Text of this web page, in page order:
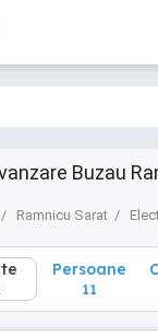
Buzau
Ramnicu Sarat
Persoane
11